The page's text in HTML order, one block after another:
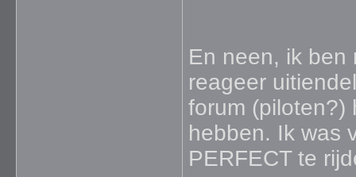
En neen, ik ben
reageer
forum (piloten?)
hebben. Ik was
PERFECT te